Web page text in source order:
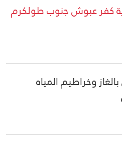
كفر عبوش جنوب طولكرم
وخراطيم المياه